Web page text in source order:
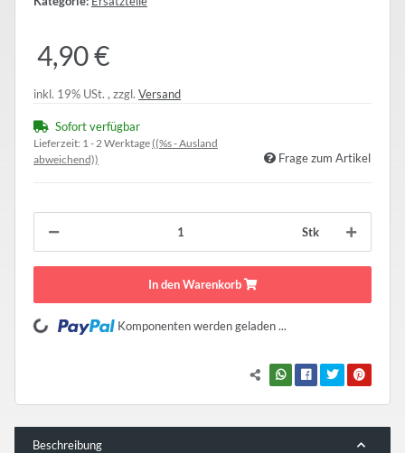
4,90 €
inkl. 19% USt. , zzgl. Versand
Sofort verfügbar
Lieferzeit: 1 - 2 Werktage((%s - Ausland
abweichend))
Frage zum Artikel
Stk
In den Warenkorb
Loading... Komponenten werden geladen ...
Beschreibung